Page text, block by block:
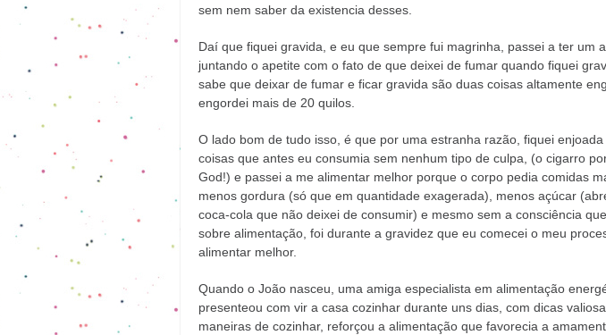
sem nem saber da existencia desses.
Daí que fiquei gravida, e eu que sempre fui magrinha, passei a ter um
juntando o apetite com o fato de que deixei de fumar quando fiquei
sabe que deixar de fumar e ficar gravida são duas coisas altamente
engordei mais de 20 quilos.
O lado bom de tudo isso, é que por uma estranha razão, fiquei
coisas que antes eu consumia sem nenhum tipo de culpa, (o cigarro
God!) e passei a me alimentar melhor porque o corpo pedia comidas
menos gordura (só que em quantidade exagerada), menos açúcar
coca-cola que não deixei de consumir) e mesmo sem a consciência
sobre alimentação, foi durante a gravidez que eu comecei o meu
alimentar melhor.
Quando o João nasceu, uma amiga especialista em alimentação
presenteou com vir a casa cozinhar durante uns dias, com dicas
maneiras de cozinhar, reforçou a alimentação que favorecia a